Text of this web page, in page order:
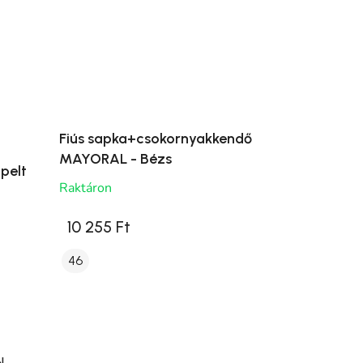
Fiús sapka+csokornyakkendő
MAYORAL - Bézs
Raktáron
10 255 Ft
46